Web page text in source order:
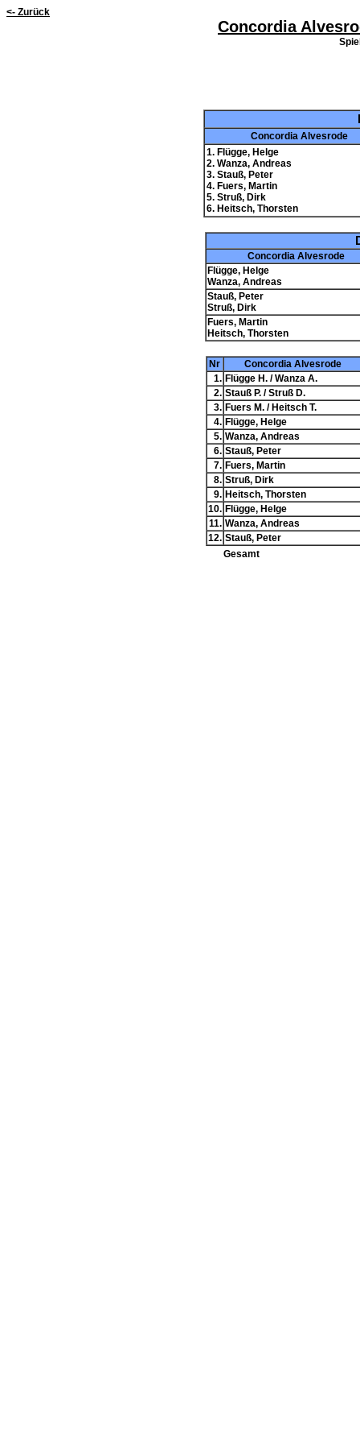
<- Zurück
Concordia
Concordia Alvesrode
1. Flügge, Helge
2. Wanza, Andreas
3. Stauß, Peter
4. Fuers, Martin
5. Struß, Dirk
6. Heitsch, Thorsten
Concordia Alvesrode
Flügge, Helge
Wanza, Andreas
Stauß, Peter
Struß, Dirk
Fuers, Martin
Heitsch, Thorsten
Nr
Concordia Alvesrode
1. Flügge H. / Wanza A.
2. Stauß P. / Struß D.
3. Fuers M. / Heitsch T.
4. Flügge, Helge
5. Wanza, Andreas
6. Stauß, Peter
7. Fuers, Martin
8. Struß, Dirk
9. Heitsch, Thorsten
10. Flügge, Helge
11. Wanza, Andreas
12. Stauß, Peter
Gesamt